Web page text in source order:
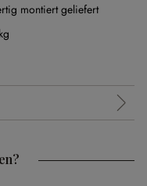
montiert geliefert